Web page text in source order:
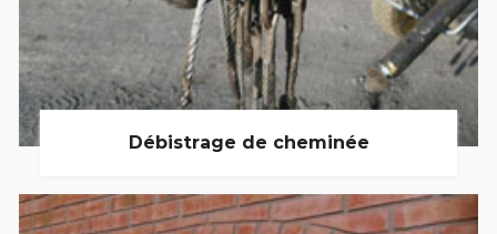
Débistrage de cheminée